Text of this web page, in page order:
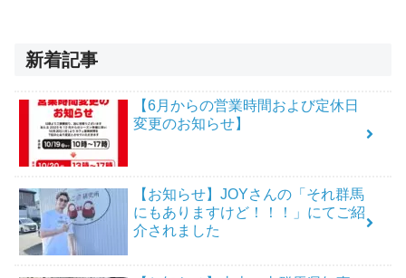
新着記事
【6月からの営業時間および定休日
変更のお知らせ】
【お知らせ】JOYさんの「それ群馬
にもありますけど！！！」にてご紹
介されました